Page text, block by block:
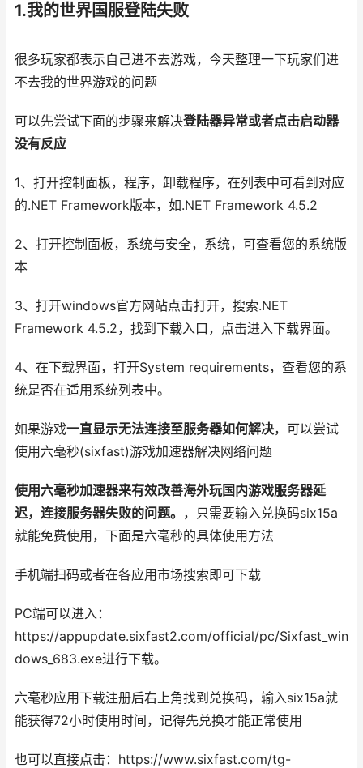
1.我的世界国服登陆失败
很多玩家都表示自己进不去游戏，今天整理一下玩家们进
不去我的世界游戏的问题
可以先尝试下面的步骤来解决登陆器异常或者点击启动器
没有反应
1、打开控制面板，程序，卸载程序，在列表中可看到对应
的.NET Framework版本，如.NET Framework 4.5.2
2、打开控制面板，系统与安全，系统，可查看您的系统版
本
3、打开windows官方网站点击打开，搜索.NET
Framework 4.5.2，找到下载入口，点击进入下载界面。
4、在下载界面，打开System requirements，查看您的系
统是否在适用系统列表中。
如果游戏一直显示无法连接至服务器如何解决，可以尝试
使用六毫秒(sixfast)游戏加速器解决网络问题
使用六毫秒加速器来有效改善海外玩国内游戏服务器延
迟，连接服务器失败的问题。 ，只需要输入兑换码six15a
就能免费使用，下面是六毫秒的具体使用方法
手机端扫码或者在各应用市场搜索即可下载
PC端可以进入：
https://appupdate.sixfast2.com/official/pc/Sixfast_win
dows_683.exe进行下载。
六毫秒应用下载注册后右上角找到兑换码，输入six15a就
能获得72小时使用时间，记得先兑换才能正常使用
也可以直接点击：https://www.sixfast.com/tg-